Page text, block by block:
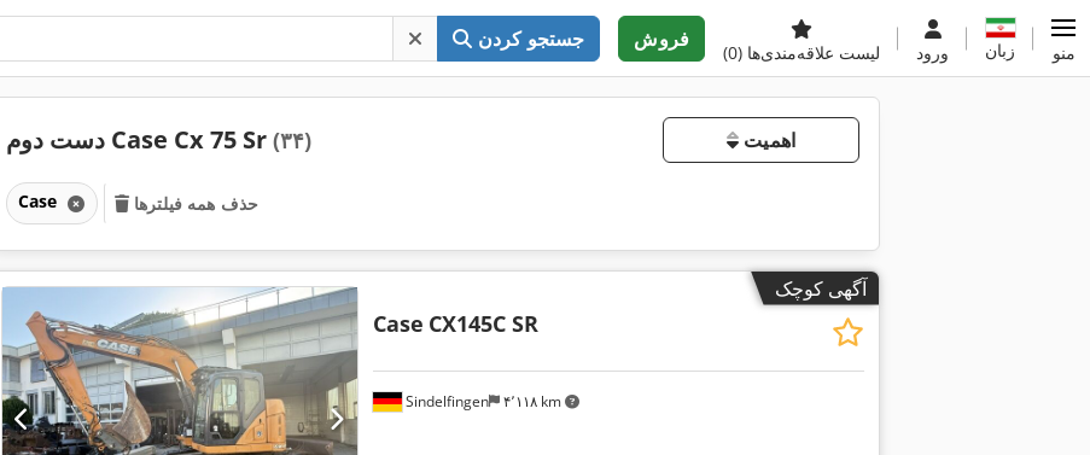
جستجو کردن فروش
لیست علاقه‌مندی‌ها (0) ورود زبان منو
دست دوم Case Cx 75 Sr (۳۴) اهمیت
Case حذف همه فیلترها
آگهی کوچک
Sindelfingen ۴٬۱۱۸ km
Case CX145C SR